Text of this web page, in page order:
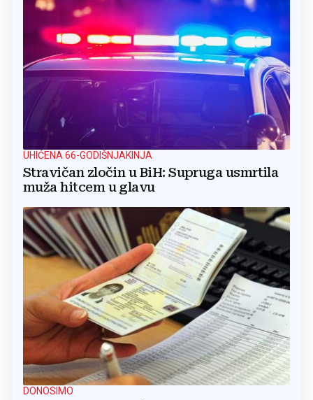
UHIĆENA 66-GODIŠNJAKINJA
Stravičan zločin u BiH: Supruga usmrtila
muža hitcem u glavu
DONOSIMO